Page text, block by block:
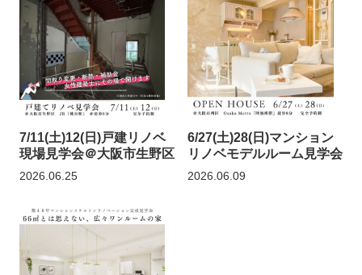
7/11(土)12(日)戸建リノベ
現場見学会＠大阪市生野区
2026.06.25
6/27(土)28(日)マンション
リノベモデルルーム見学会
2026.06.09